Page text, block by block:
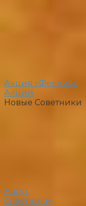
Акция «Феерия»
Акции
Новые Советники
Насух
Советники